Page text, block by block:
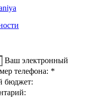
Ваш электронный
телефона: *
бюджет: